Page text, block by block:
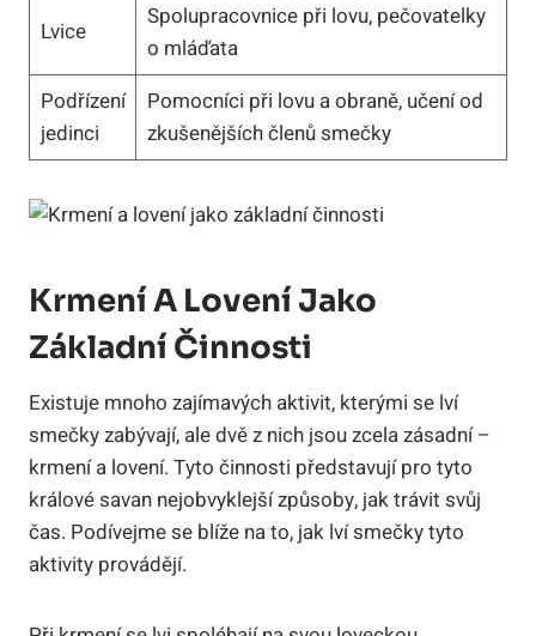
Lvice
Spolupracovnice při lovu, pečovatelky
o mláďata
Podřízení
jedinci
Pomocníci při lovu a obraně, učení od
zkušenějších členů smečky
Krmení A Lovení Jako
Základní Činnosti
Existuje mnoho zajímavých aktivit, kterými se lví
smečky zabývají, ale dvě z nich jsou zcela zásadní –
krmení a lovení. Tyto činnosti představují pro tyto
králové savan nejobvyklejší způsoby, jak trávit svůj
čas. Podívejme se blíže na to, jak lví smečky tyto
aktivity provádějí.